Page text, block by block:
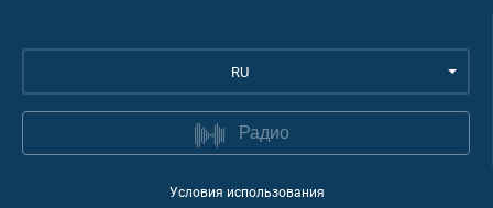
RU
Радио
Условия использования